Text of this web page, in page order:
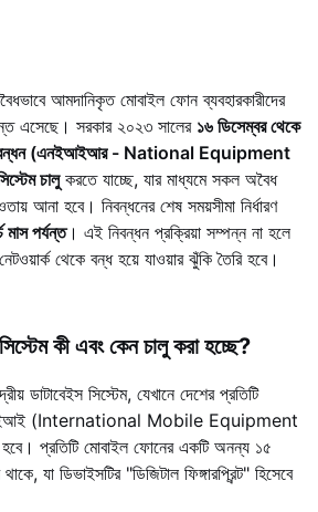
আমদানিকৃত মোবাইল ফোন ব্যবহারকারীদের
এসেছে। সরকার ২০২৩ সালের ১৬ ডিসেম্বর থেকে
নিবন্ধন (এনইআইআর - National Equipment
চালুকরতে যাচ্ছে, যার মাধ্যমে সকল অবৈধ
আনা হবে। নিবন্ধনের শেষ সময়সীমা নির্ধারণ
মাস পর্যন্ত। এই নিবন্ধন প্রক্রিয়া সম্পন্ন না হলে
থেকে বন্ধ হয়ে যাওয়ার ঝুঁকি তৈরি হবে।
কী এবং কেন চালু করা হচ্ছে?
ডাটাবেইস সিস্টেম, যেখানে দেশের প্রতিটি
(International Mobile Equipment
প্রতিটি মোবাইল ফোনের একটি অনন্য ১৫
যা ডিভাইসটির "ডিজিটাল ফিঙ্গারপ্রিন্ট" হিসেবে